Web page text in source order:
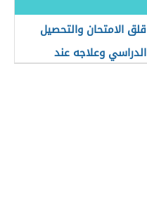
قلق الامتحان والتحصيل
الدراسي وعلاجه عند